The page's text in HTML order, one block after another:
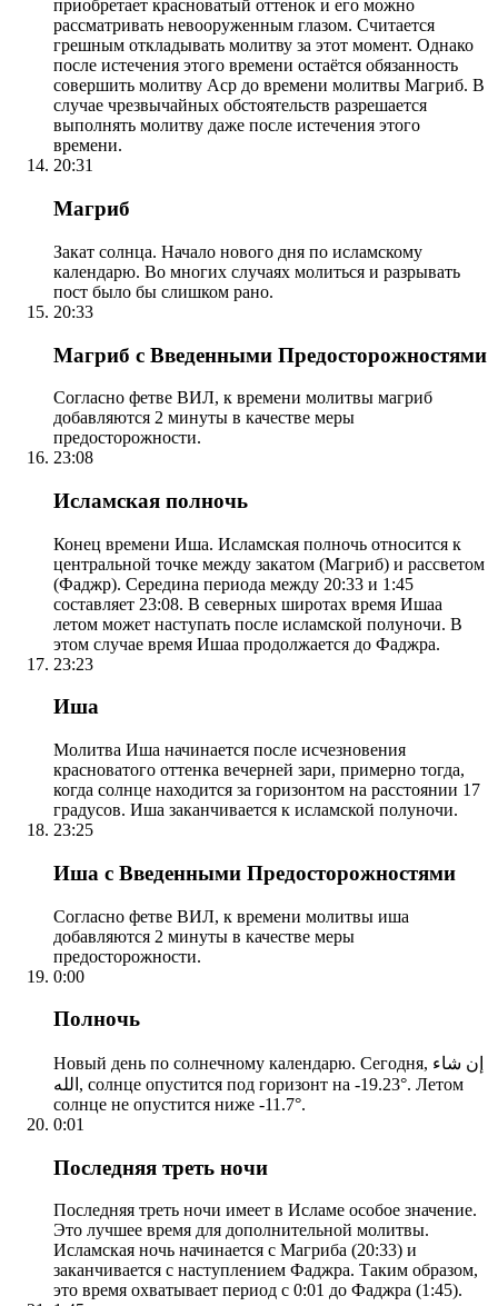
приобретает красноватый оттенок и его можно
рассматривать невооруженным глазом. Считается
грешным откладывать молитву за этот момент. Однако
после истечения этого времени остаётся обязанность
совершить молитву Аср до времени молитвы Магриб. В
случае чрезвычайных обстоятельств разрешается
выполнять молитву даже после истечения этого
времени.
20:31
Магриб
Закат солнца. Начало нового дня по исламскому
календарю. Во многих случаях молиться и разрывать
пост было бы слишком рано.
20:33
Магриб с Введенными Предосторожностями
Согласно фетве ВИЛ, к времени молитвы магриб
добавляются 2 минуты в качестве меры
предосторожности.
23:08
Исламская полночь
Конец времени Иша. Исламская полночь относится к
центральной точке между закатом (Магриб) и рассветом
(Фаджр). Середина периода между 20:33 и 1:45
составляет 23:08. В северных широтах время Ишаа
летом может наступать после исламской полуночи. В
этом случае время Ишаа продолжается до Фаджра.
23:23
Иша
Молитва Иша начинается после исчезновения
красноватого оттенка вечерней зари, примерно тогда,
когда солнце находится за горизонтом на расстоянии 17
градусов. Иша заканчивается к исламской полуночи.
23:25
Иша с Введенными Предосторожностями
Согласно фетве ВИЛ, к времени молитвы иша
добавляются 2 минуты в качестве меры
предосторожности.
0:00
Полночь
Новый день по солнечному календарю. Сегодня, إن شاء
الله, солнце опустится под горизонт на -19.23°. Летом
солнце не опустится ниже -11.7°.
0:01
Последняя треть ночи
Последняя треть ночи имеет в Исламе особое значение.
Это лучшее время для дополнительной молитвы.
Исламская ночь начинается с Магриба (20:33) и
заканчивается с наступлением Фаджра. Таким образом,
это время охватывает период с 0:01 до Фаджра (1:45).